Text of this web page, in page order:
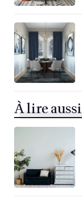
À lire aussi